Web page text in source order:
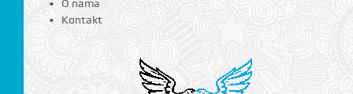
O nama
Kontakt